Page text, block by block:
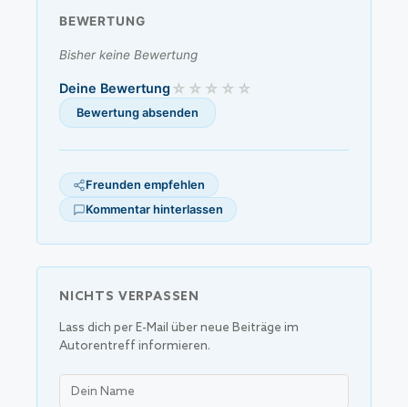
BEWERTUNG
Bisher keine Bewertung
Deine Bewertung
Freunden empfehlen
Kommentar hinterlassen
NICHTS VERPASSEN
Lass dich per E-Mail über neue Beiträge im
Autorentreff informieren.